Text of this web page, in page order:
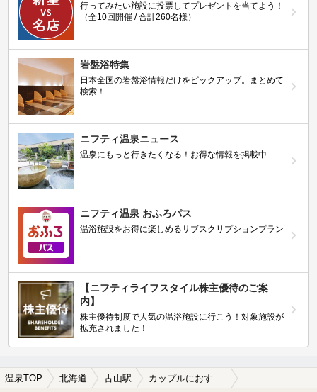
行ってみたい施設に投票してプレゼントを当てよう！
（全10回開催 / 合計260名様）
岩盤浴特集
日本全国の岩盤浴情報だけをピックアップ。まとめて
検索！
ニフティ温泉ニュース
温泉にもっと行きたくなる！お得な情報を掲載中
ニフティ温泉 おふろパス
温浴施設をお得に楽しめるサブスクリプションプラン
【ニフティライフスタイル株主優待のご案
内】
株主優待制度で人気の温浴施設に行こう！対象施設が
拡充されました！
温泉TOP 北海道 古山駅 カップルにおすすめの古山駅近くの温泉、日帰り温泉、スーパー銭湯おすすめ